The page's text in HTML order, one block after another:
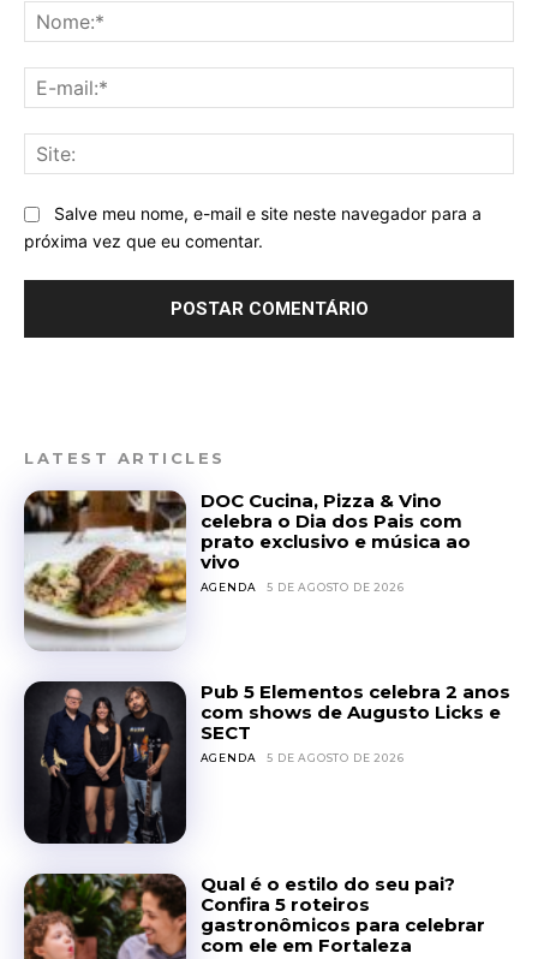
Salve meu nome, e-mail e site neste navegador para a
próxima vez que eu comentar.
LATEST ARTICLES
DOC Cucina, Pizza & Vino
celebra o Dia dos Pais com
prato exclusivo e música ao
vivo
AGENDA 5 DE AGOSTO DE 2026
Pub 5 Elementos celebra 2 anos
com shows de Augusto Licks e
SECT
AGENDA 5 DE AGOSTO DE 2026
Qual é o estilo do seu pai?
Confira 5 roteiros
gastronômicos para celebrar
com ele em Fortaleza